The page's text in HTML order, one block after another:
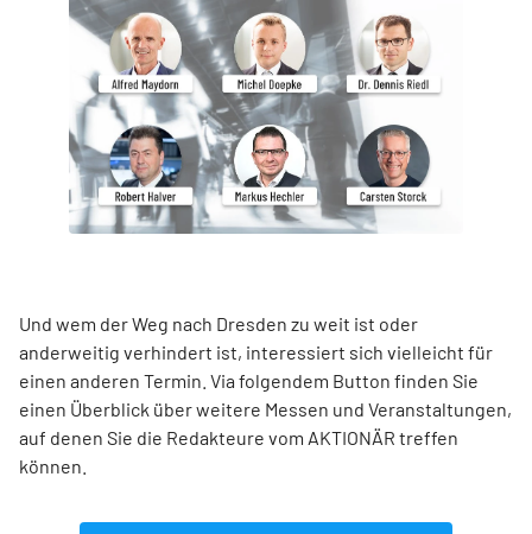
Und wem der Weg nach Dresden zu weit ist oder
anderweitig verhindert ist, interessiert sich vielleicht für
einen anderen Termin. Via folgendem Button finden Sie
einen Überblick über weitere Messen und Veranstaltungen,
auf denen Sie die Redakteure vom AKTIONÄR treffen
können.